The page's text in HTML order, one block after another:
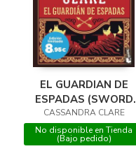
EL GUARDIAN DE
ESPADAS (SWORD
CATCHER)
CASSANDRA CLARE
No disponible en Tienda
(Bajo pedido)